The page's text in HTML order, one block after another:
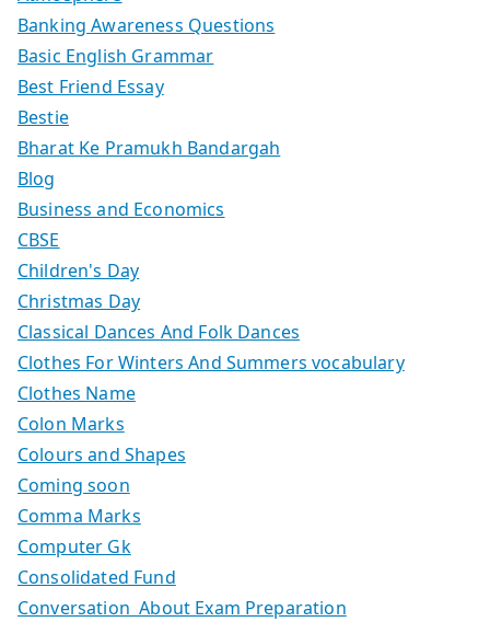
Banking Awareness Questions
Basic English Grammar
Best Friend Essay
Bestie
Bharat Ke Pramukh Bandargah
Blog
Business and Economics
CBSE
Children's Day
Christmas Day
Classical Dances And Folk Dances
Clothes For Winters And Summers vocabulary
Clothes Name
Colon Marks
Colours and Shapes
Coming soon
Comma Marks
Computer Gk
Consolidated Fund
Conversation About Exam Preparation